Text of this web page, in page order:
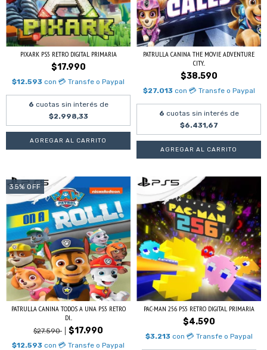
PIXARK PS5 RETRO DIGITAL PRIMARIA
$17.990
$12.593 con 💳 Transfe o Paypal
6 cuotas sin interés de
$2.998,33
PATRULLA CANINA THE MOVIE ADVENTURE
CITY...
$38.590
$27.013 con 💳 Transfe o Paypal
6 cuotas sin interés de
$6.431,67
35% OFF
PATRULLA CANINA TODOS A UNA PS5 RETRO
DI...
$27.590 $17.990
$12.593 con 💳 Transfe o Paypal
PAC-MAN 256 PS5 RETRO DIGITAL PRIMARIA
$4.590
$3.213 con 💳 Transfe o Paypal